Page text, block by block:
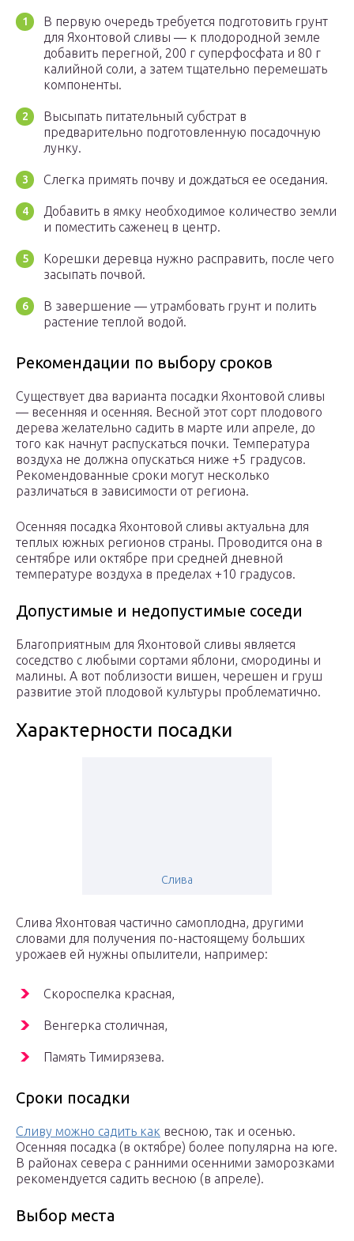
В первую очередь требуется подготовить грунт
для Яхонтовой сливы — к плодородной земле
добавить перегной, 200 г суперфосфата и 80 г
калийной соли, а затем тщательно перемешать
компоненты.
Высыпать питательный субстрат в
предварительно подготовленную посадочную
лунку.
Слегка примять почву и дождаться ее оседания.
Добавить в ямку необходимое количество земли
и поместить саженец в центр.
Корешки деревца нужно расправить, после чего
засыпать почвой.
В завершение — утрамбовать грунт и полить
растение теплой водой.
Рекомендации по выбору сроков
Существует два варианта посадки Яхонтовой сливы
— весенняя и осенняя. Весной этот сорт плодового
дерева желательно садить в марте или апреле, до
того как начнут распускаться почки. Температура
воздуха не должна опускаться ниже +5 градусов.
Рекомендованные сроки могут несколько
различаться в зависимости от региона.
Осенняя посадка Яхонтовой сливы актуальна для
теплых южных регионов страны. Проводится она в
сентябре или октябре при средней дневной
температуре воздуха в пределах +10 градусов.
Допустимые и недопустимые соседи
Благоприятным для Яхонтовой сливы является
соседство с любыми сортами яблони, смородины и
малины. А вот поблизости вишен, черешен и груш
развитие этой плодовой культуры проблематично.
Характерности посадки
Слива
Слива Яхонтовая частично самоплодна, другими
словами для получения по-настоящему больших
урожаев ей нужны опылители, например:
Скороспелка красная,
Венгерка столичная,
Память Тимирязева.
Сроки посадки
Сливу можно садить как весною, так и осенью.
Осенняя посадка (в октябре) более популярна на юге.
В районах севера с ранними осенними заморозками
рекомендуется садить весною (в апреле).
Выбор места